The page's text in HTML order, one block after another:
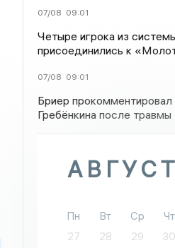
07/08 09:01
Четыре игрока из
присоединились к
07/08 09:01
Бриер прокомментировал
Гребёнкина после травмы
АВГУСТ
Пн Вт Ср Чт
27
28 29 30